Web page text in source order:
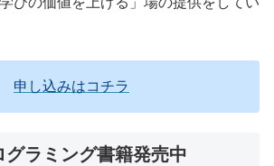
申し込みはコチラ
グラミング書籍発売中